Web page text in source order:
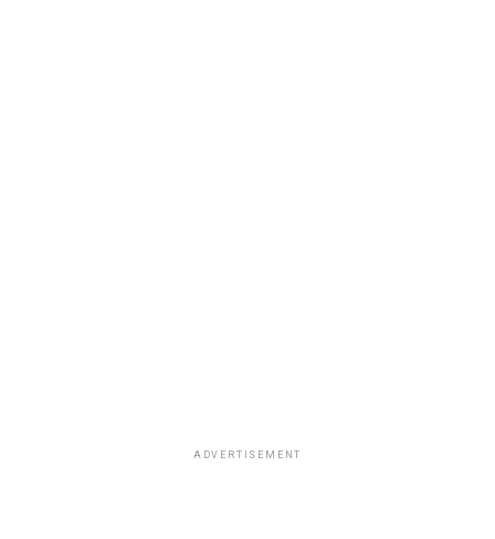
ADVERTISEMENT